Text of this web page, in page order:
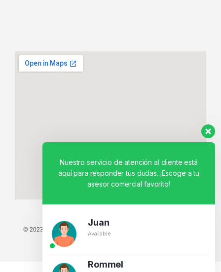
© 2023 TODOS LOS DERECHOS RESERVADOS - TECNIT TU TIENDA
TECNOLÓGICA.
Nuestro servicio de atención al cliente está
aquí para responder tus dudas. ¡Escoge a tu
asesor comercial favorito!
Juan
Available
Rommel